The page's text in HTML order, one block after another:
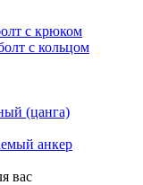
с крюком
с кольцом
(цанга)
анкер
вас